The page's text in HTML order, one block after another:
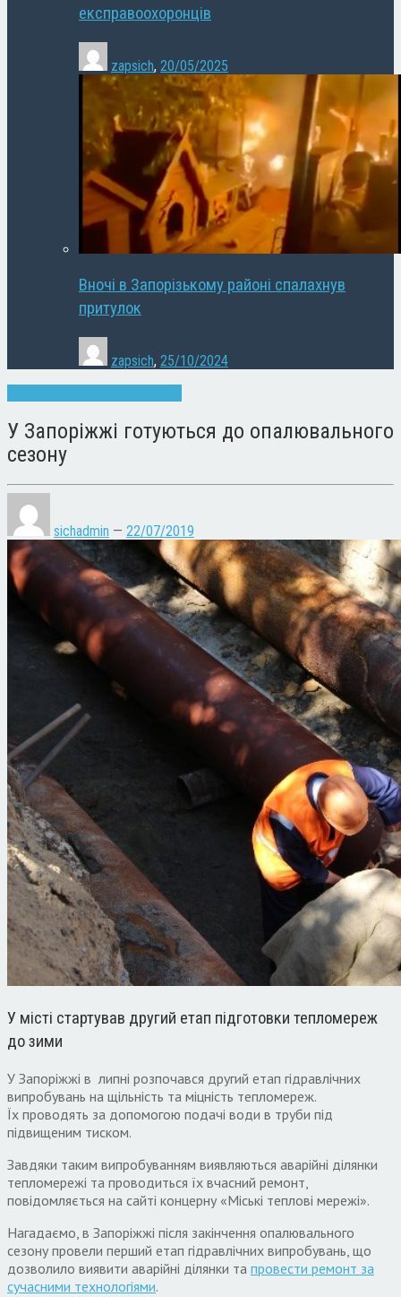
експравоохоронців
zapsich, 20/05/2025
Вночі в Запорізькому районі спалахнув
притулок
zapsich, 25/10/2024
У Запоріжжі готуються до опалювального
сезону
sichadmin — 22/07/2019
У місті стартував другий етап підготовки тепломереж
до зими
У Запоріжжі в липні розпочався другий етап гідравлічних
випробувань на щільність та міцність тепломереж.
Їх проводять за допомогою подачі води в труби під
підвищеним тиском.
Завдяки таким випробуванням виявляються аварійні ділянки
тепломережі та проводиться їх вчасний ремонт,
повідомляється на сайті концерну «Міські теплові мережі».
Нагадаємо, в Запоріжжі після закінчення опалювального
сезону провели перший етап гідравлічних випробувань, що
дозволило виявити аварійні ділянки та провести ремонт за
сучасними технологіями.